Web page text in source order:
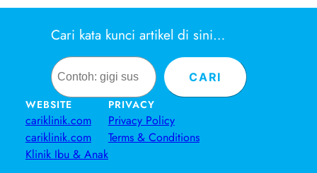
Cari kata kunci artikel di sini…
Search
CARI
WEBSITE
cariklinik.com
cariklinik.com
Klinik Ibu & Anak
PRIVACY
Privacy Policy
Terms & Conditions